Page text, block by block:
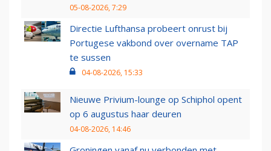
05-08-2026, 7:29
Directie Lufthansa probeert onrust bij
Portugese vakbond over overname TAP
te sussen
04-08-2026, 15:33
Nieuwe Privium-lounge op Schiphol opent
op 6 augustus haar deuren
04-08-2026, 14:46